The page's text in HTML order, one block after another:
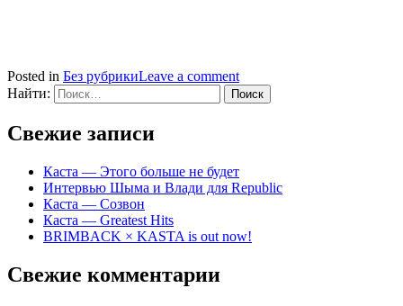
Posted in Без рубрикиLeave a comment
Найти:
Свежие записи
Каста — Этого больше не будет
Интервью Шыма и Влади для Republic
Каста — Созвон
Каста — Greatest Hits
BRIMBACK × KASTA is out now!
Свежие комментарии